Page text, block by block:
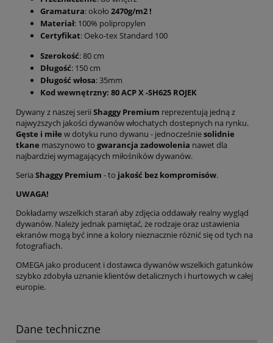
Gramatura: około 2470g/m2 !
Materiał: 100% polipropylen
Certyfikat: Oeko-tex Standard 100
Szerokość: 80 cm
Długość: 150 cm
Długość włosa: 35mm
Kod wewnętrzny: 80 ACP X -SH625 ROJEK
Dywany z naszej serii Shaggy Premium reprezentują jedną z
najwyższych jakości dywanów włochatych dostepnych na rynku.
Gęste i miłe w dotyku runo dywanu - jednocześniesolidnie
tkane maszynowo to gwarancja zadowolenia nawet dla
najbardziej wymagających miłośników dywanów.
Seria Shaggy Premium - to jakość bez kompromisów.
UWAGA!
Dokładamy wszelkich starań aby zdjęcia oddawały realny wygląd
dywanów. Należy jednak pamiętać, że rodzaje oraz ustawienia
ekranów mogą być inne a kolory nieznacznie różnić się od tych na
fotografiach.
OMEGA jako producent i dostawca dywanów wszelkich gatunków
szybko zdobyła uznanie klientów detalicznych i hurtowych w całej
europie.
Dane techniczne